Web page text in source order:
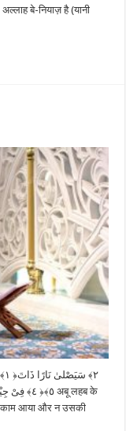
बे-नियाज़ है (यानी
काम आया और न उसकी